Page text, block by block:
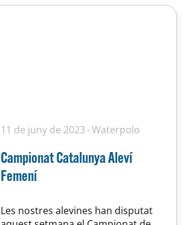
11 de juny de 2023 Waterpolo
Campionat Catalunya Aleví
Femení
Les nostres alevines han disputat